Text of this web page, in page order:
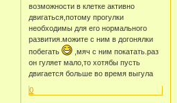
возможности в клетке активно
двигаться,потому прогулки
необходимы для его нормального
развития.можите с ним в догонялки
побегать
,мяч с ним покатать.раз
он гуляет мало,то хотябы пусть
двигается больше во время выгула
0